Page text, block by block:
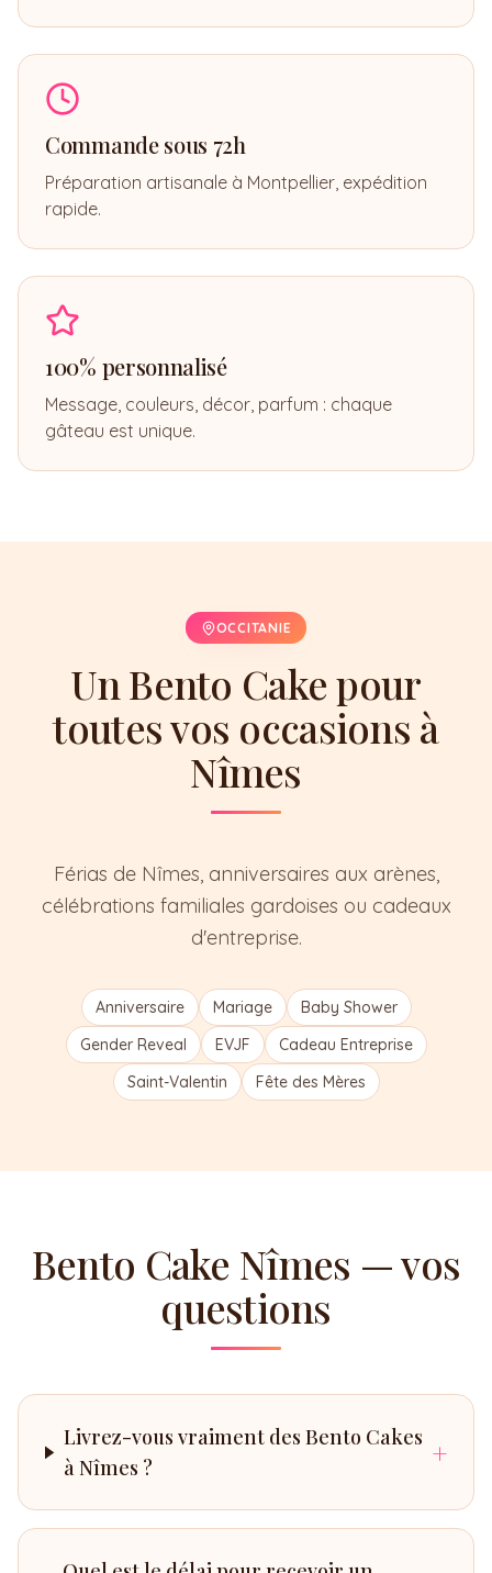
Commande sous 72h
Préparation artisanale à Montpellier, expédition
rapide.
100% personnalisé
Message, couleurs, décor, parfum : chaque
gâteau est unique.
OCCITANIE
Un Bento Cake pour
toutes vos occasions à
Nîmes
Férias de Nîmes, anniversaires aux arènes,
célébrations familiales gardoises ou cadeaux
d'entreprise.
Anniversaire Mariage
Baby Shower
Gender Reveal
EVJF
Cadeau Entreprise
Saint-Valentin
Fête des Mères
Bento Cake Nîmes — vos
questions
Livrez-vous vraiment des Bento Cakes
à Nîmes ?
+